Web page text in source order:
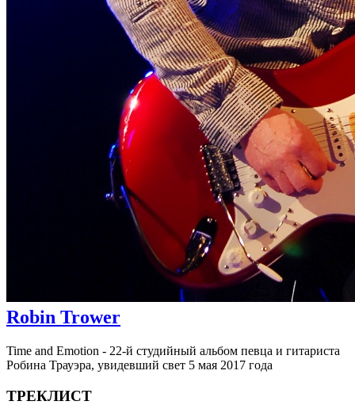
Robin Trower
Time and Emotion - 22-й студийный альбом певца и гитариста
Робина Трауэра, увидевший свет 5 мая 2017 года
ТРЕКЛИСТ